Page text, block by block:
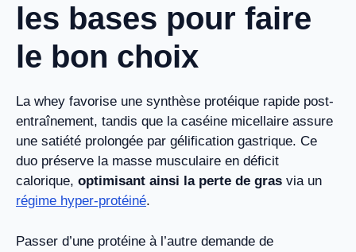
les bases pour faire
le bon choix
La whey favorise une synthèse protéique rapide post-
entraînement, tandis que la caséine micellaire assure
une satiété prolongée par gélification gastrique. Ce
duo préserve la masse musculaire en déficit
calorique, optimisant ainsi la perte de gras via un
régime hyper-protéiné.
Passer d’une protéine à l’autre demande de